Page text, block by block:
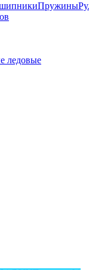
Пружины
ледовые